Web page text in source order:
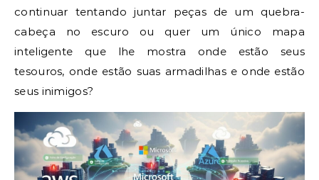
continuar tentando juntar peças de um quebra-
cabeça no escuro ou quer um único mapa
inteligente que lhe mostra onde estão seus
tesouros, onde estão suas armadilhas e onde estão
seus inimigos?